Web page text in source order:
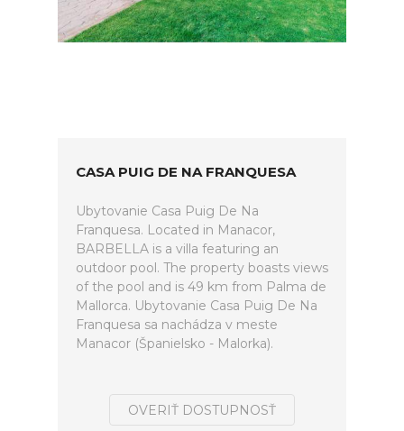
CASA PUIG DE NA FRANQUESA
Ubytovanie Casa Puig De Na
Franquesa. Located in Manacor,
BARBELLA is a villa featuring an
outdoor pool. The property boasts views
of the pool and is 49 km from Palma de
Mallorca. Ubytovanie Casa Puig De Na
Franquesa sa nachádza v meste
Manacor (Španielsko - Malorka).
OVERIŤ DOSTUPNOSŤ